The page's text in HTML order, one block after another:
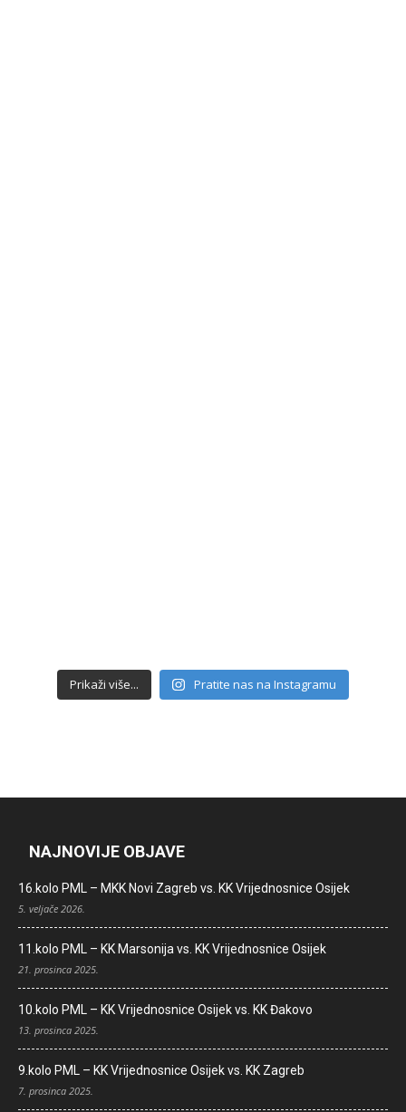
Prikaži više... Pratite nas na Instagramu
NAJNOVIJE OBJAVE
16.kolo PML – MKK Novi Zagreb vs. KK Vrijednosnice Osijek
5. veljače 2026.
11.kolo PML – KK Marsonija vs. KK Vrijednosnice Osijek
21. prosinca 2025.
10.kolo PML – KK Vrijednosnice Osijek vs. KK Đakovo
13. prosinca 2025.
9.kolo PML – KK Vrijednosnice Osijek vs. KK Zagreb
7. prosinca 2025.